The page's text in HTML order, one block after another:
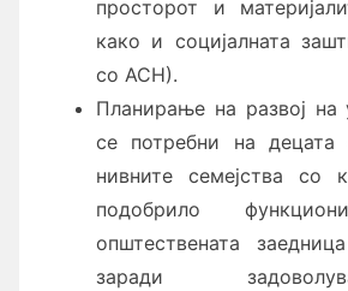
просторот и
како и социјалната
со АСН).
Планирање на развој на
се потребни на
нивните семејства
подобрило
општествената
заради